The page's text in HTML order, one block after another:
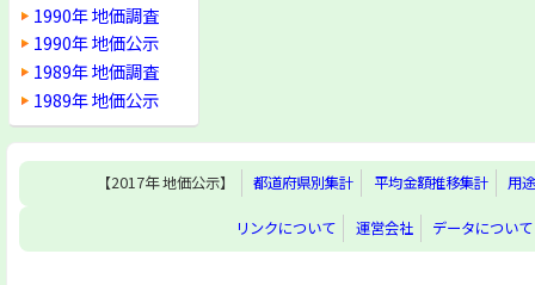
1990年 地価調査
1990年 地価公示
1989年 地価調査
1989年 地価公示
【2017年 地価公示】 都道府県別集計 平均金額推移集計 用
リンクについて 運営会社 データについて